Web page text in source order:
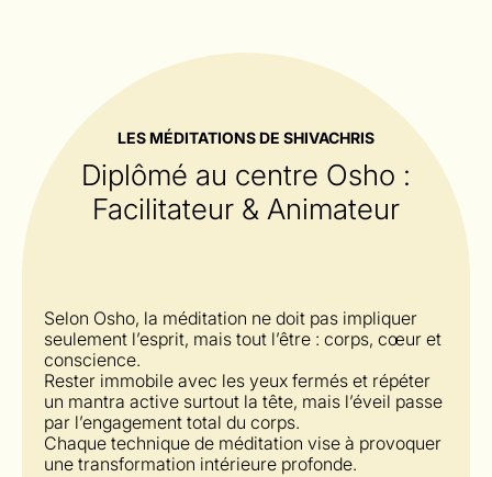
LES MÉDITATIONS DE SHIVACHRIS
Diplômé au centre Osho :
Facilitateur & Animateur
Selon Osho, la méditation ne doit pas impliquer
seulement l’esprit, mais tout l’être : corps, cœur et
conscience.
Rester immobile avec les yeux fermés et répéter
un mantra active surtout la tête, mais l’éveil passe
par l’engagement total du corps.
Chaque technique de méditation vise à provoquer
une transformation intérieure profonde.